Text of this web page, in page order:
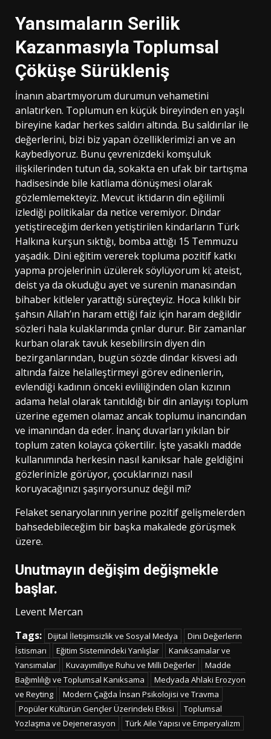
Yansımaların Serilik
Kazanmasıyla Toplumsal
Çöküşe Sürükleniş
İnanın abartmıyorum durumun vehametini
anlatırken. Toplumun en küçük bireyinden en yaşlı
bireyine kadar herkes saldırı altında. Bu saldırılar ile
değerlerini, bizi biz yapan özelliklerimizi an ve an
kaybediyoruz. Bunu çevrenizdeki komşuluk
ilişkilerinden tutun da, sokakta en ufak bir tartışma
hadisesinde bile katliama dönüşmesi olarak
gözlemlemekteyiz. Mevcut iktidarın din eğilimli
izlediği politikalar da netice veremiyor. Dindar
yetiştireceğim derken yetiştirilen kindarların Türk
Halkına kurşun sıktığı, bomba attığı 15 Temmuzu
yaşadık. Dini eğitim vererek topluma pozitif katkı
yapma projelerinin üzülerek söylüyorum ki; ateist,
deist ya da okuduğu ayet ve surenin manasından
bihaber kitleler yarattığı süreçteyiz. Hoca kılıklı bir
şahsın Allah’ın haram ettiği faiz için haram değildir
sözleri hala kulaklarımda çınlar durur. Bir zamanlar
kurban olarak tavuk kesebilirsin diyen din
bezirganlarından, bugün sözde dindar kisvesi adı
altında faize helalleştirmeyi görev edinenlerin,
evlendiği kadının önceki evliliğinden olan kızının
adama helal olarak tanıtıldığı bir din anlayışı toplum
üzerine egemen olamaz ancak toplumu inancından
ve imanından da eder. İnanç duvarları yıkılan bir
toplum zaten kolayca çökertilir. İşte yasaklı madde
kullanımında herkesin nasıl kanıksar hale geldiğini
gözlerinizle görüyor, çocuklarınızı nasıl
koruyacağınızı şaşırıyorsunuz değil mi?
Felaket senaryolarının yerine pozitif gelişmelerden
bahsedebileceğim bir başka makalede görüşmek
üzere.
Unutmayın değişim değişmekle
başlar.
Levent Mercan
Tags: Dijital İletişimsizlik ve Sosyal Medya
Dini Değerlerin
İstismarı
Eğitim Sistemindeki Yanlışlar
Kanıksamalar ve
Yansımalar
Kuvayımilliye Ruhu ve Milli Değerler
Madde
Bağımlılığı ve Toplumsal Kanıksama
Medyada Ahlaki Erozyon
ve Reyting
Modern Çağda İnsan Psikolojisi ve Travma
Popüler Kültürün Gençler Üzerindeki Etkisi
Toplumsal
Yozlaşma ve Dejenerasyon
Türk Aile Yapısı ve Emperyalizm